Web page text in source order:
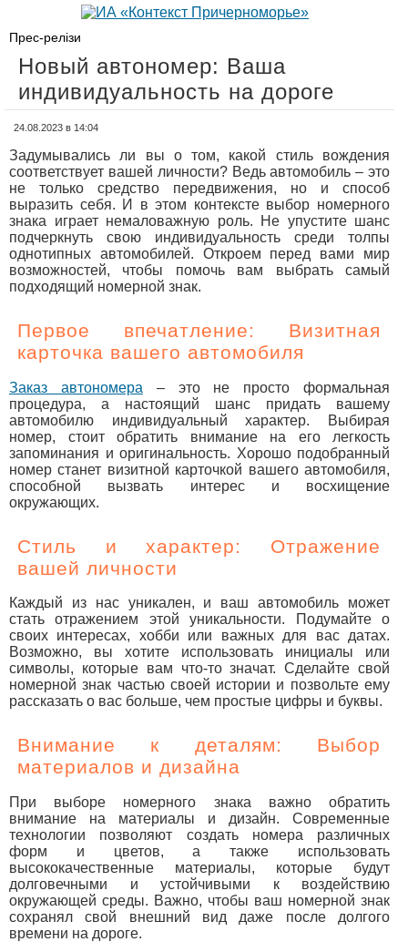
Прес-релізи
Новый автономер: Ваша
индивидуальность на дороге
24.08.2023 в 14:04
Задумывались ли вы о том, какой стиль вождения
соответствует вашей личности? Ведь автомобиль – это
не только средство передвижения, но и способ
выразить себя. И в этом контексте выбор номерного
знака играет немаловажную роль. Не упустите шанс
подчеркнуть свою индивидуальность среди толпы
однотипных автомобилей. Откроем перед вами мир
возможностей, чтобы помочь вам выбрать самый
подходящий номерной знак.
Первое впечатление: Визитная
карточка вашего автомобиля
Заказ автономера – это не просто формальная
процедура, а настоящий шанс придать вашему
автомобилю индивидуальный характер. Выбирая
номер, стоит обратить внимание на его легкость
запоминания и оригинальность. Хорошо подобранный
номер станет визитной карточкой вашего автомобиля,
способной вызвать интерес и восхищение
окружающих.
Стиль и характер: Отражение
вашей личности
Каждый из нас уникален, и ваш автомобиль может
стать отражением этой уникальности. Подумайте о
своих интересах, хобби или важных для вас датах.
Возможно, вы хотите использовать инициалы или
символы, которые вам что-то значат. Сделайте свой
номерной знак частью своей истории и позвольте ему
рассказать о вас больше, чем простые цифры и буквы.
Внимание к деталям: Выбор
материалов и дизайна
При выборе номерного знака важно обратить
внимание на материалы и дизайн. Современные
технологии позволяют создать номера различных
форм и цветов, а также использовать
высококачественные материалы, которые будут
долговечными и устойчивыми к воздействию
окружающей среды. Важно, чтобы ваш номерной знак
сохранял свой внешний вид даже после долгого
времени на дороге.